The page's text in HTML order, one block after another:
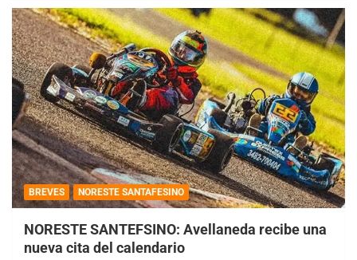
BREVES NORESTE SANTAFESINO
NORESTE SANTEFSINO: Avellaneda recibe una
nueva cita del calendario